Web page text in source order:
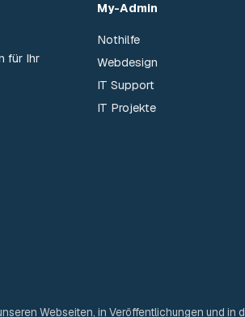
für Ihr
My-Admin
Nothilfe
Webdesign
IT Support
IT Projekte
Webseiten, in Veröffentlichungen und